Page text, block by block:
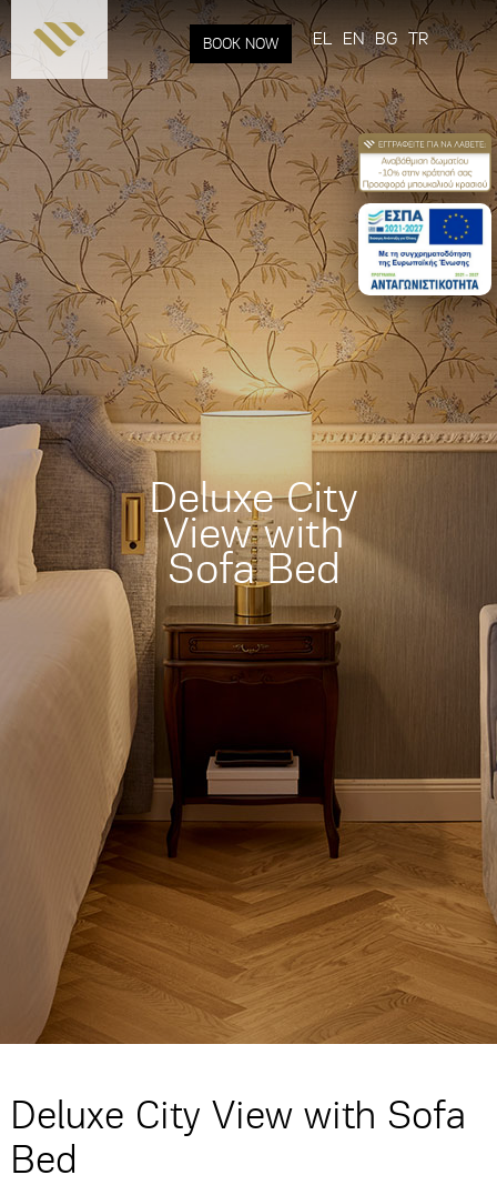
Παράκαμψη
προς το
κυρίως
περιεχόμενο
BOOK NOW EL EN BG TR
Deluxe City
View with
Sofa Bed
Deluxe City View with Sofa
Bed